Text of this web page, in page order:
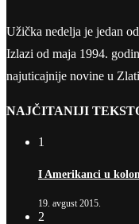
Užička nedelja je jedan
Izlazi od maja 1994.
najuticajnije novine u
NAJČITANIJI
1
I Amerikanci u
19. avgust 2015.
2